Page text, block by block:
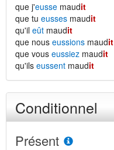
que j'eusse maudit
que tu eusses maudit
qu'il eût maudit
que nous eussions maudit
que vous eussiez maudit
qu'ils eussent maudit
Conditionnel
Présent